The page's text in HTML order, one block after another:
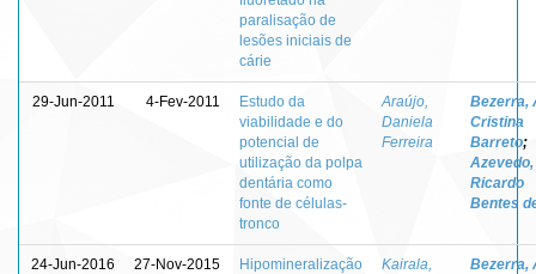
paralisação de
lesões iniciais de
cárie
29-Jun-2011 4-Fev-2011
Estudo da
viabilidade e do
potencial de
utilização da polpa
dentária como
fonte de células-
tronco
Araújo,
Daniela
Ferreira
Bezerra,
Cristina
Barreto;
Azevedo,
Ricardo
Bentes
24-Jun-2016 27-Nov-2015
Hipomineralização
Kairala,
Bezerra,